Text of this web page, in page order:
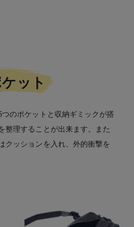
ケット
のポケットと収納ギミックが搭
整理することが出来ます。また
クッションを入れ、外的衝撃を